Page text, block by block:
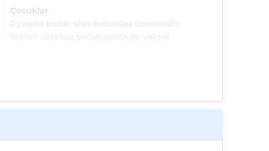
Çocuklar
2 yaşına kadar olan bebekler ücretsizdir.